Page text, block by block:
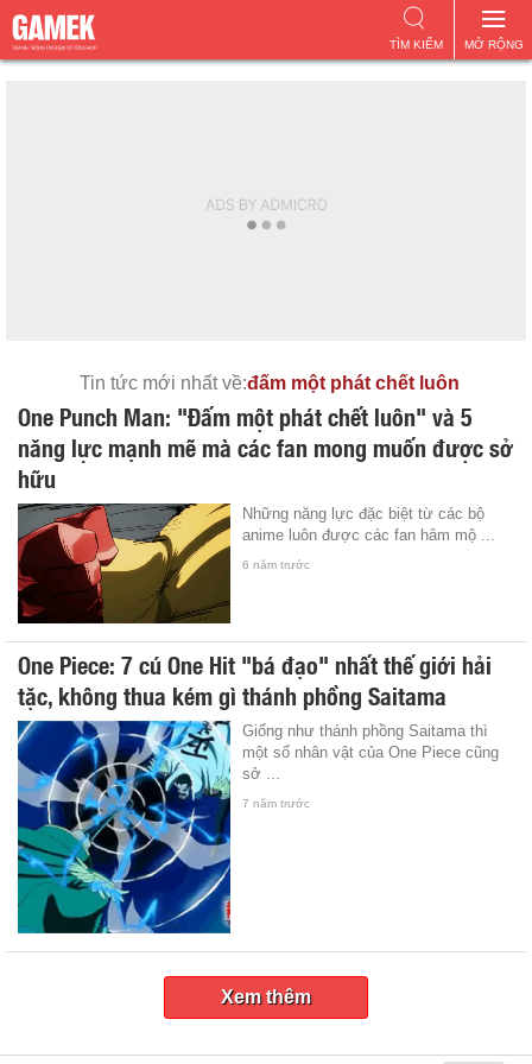
MỞ RỘNG
TÌM KIẾM
Tin tức mới nhất về:đấm một phát chết luôn
One Punch Man: "Đấm một phát chết luôn" và 5
năng lực mạnh mẽ mà các fan mong muốn được sở
hữu
Những năng lực đặc biệt từ các bộ
anime luôn được các fan hâm mộ ...
6 năm trước
One Piece: 7 cú One Hit "bá đạo" nhất thế giới hải
tặc, không thua kém gì thánh phồng Saitama
Giống như thánh phồng Saitama thì
một số nhân vật của One Piece cũng
sở ...
7 năm trước
Xem thêm